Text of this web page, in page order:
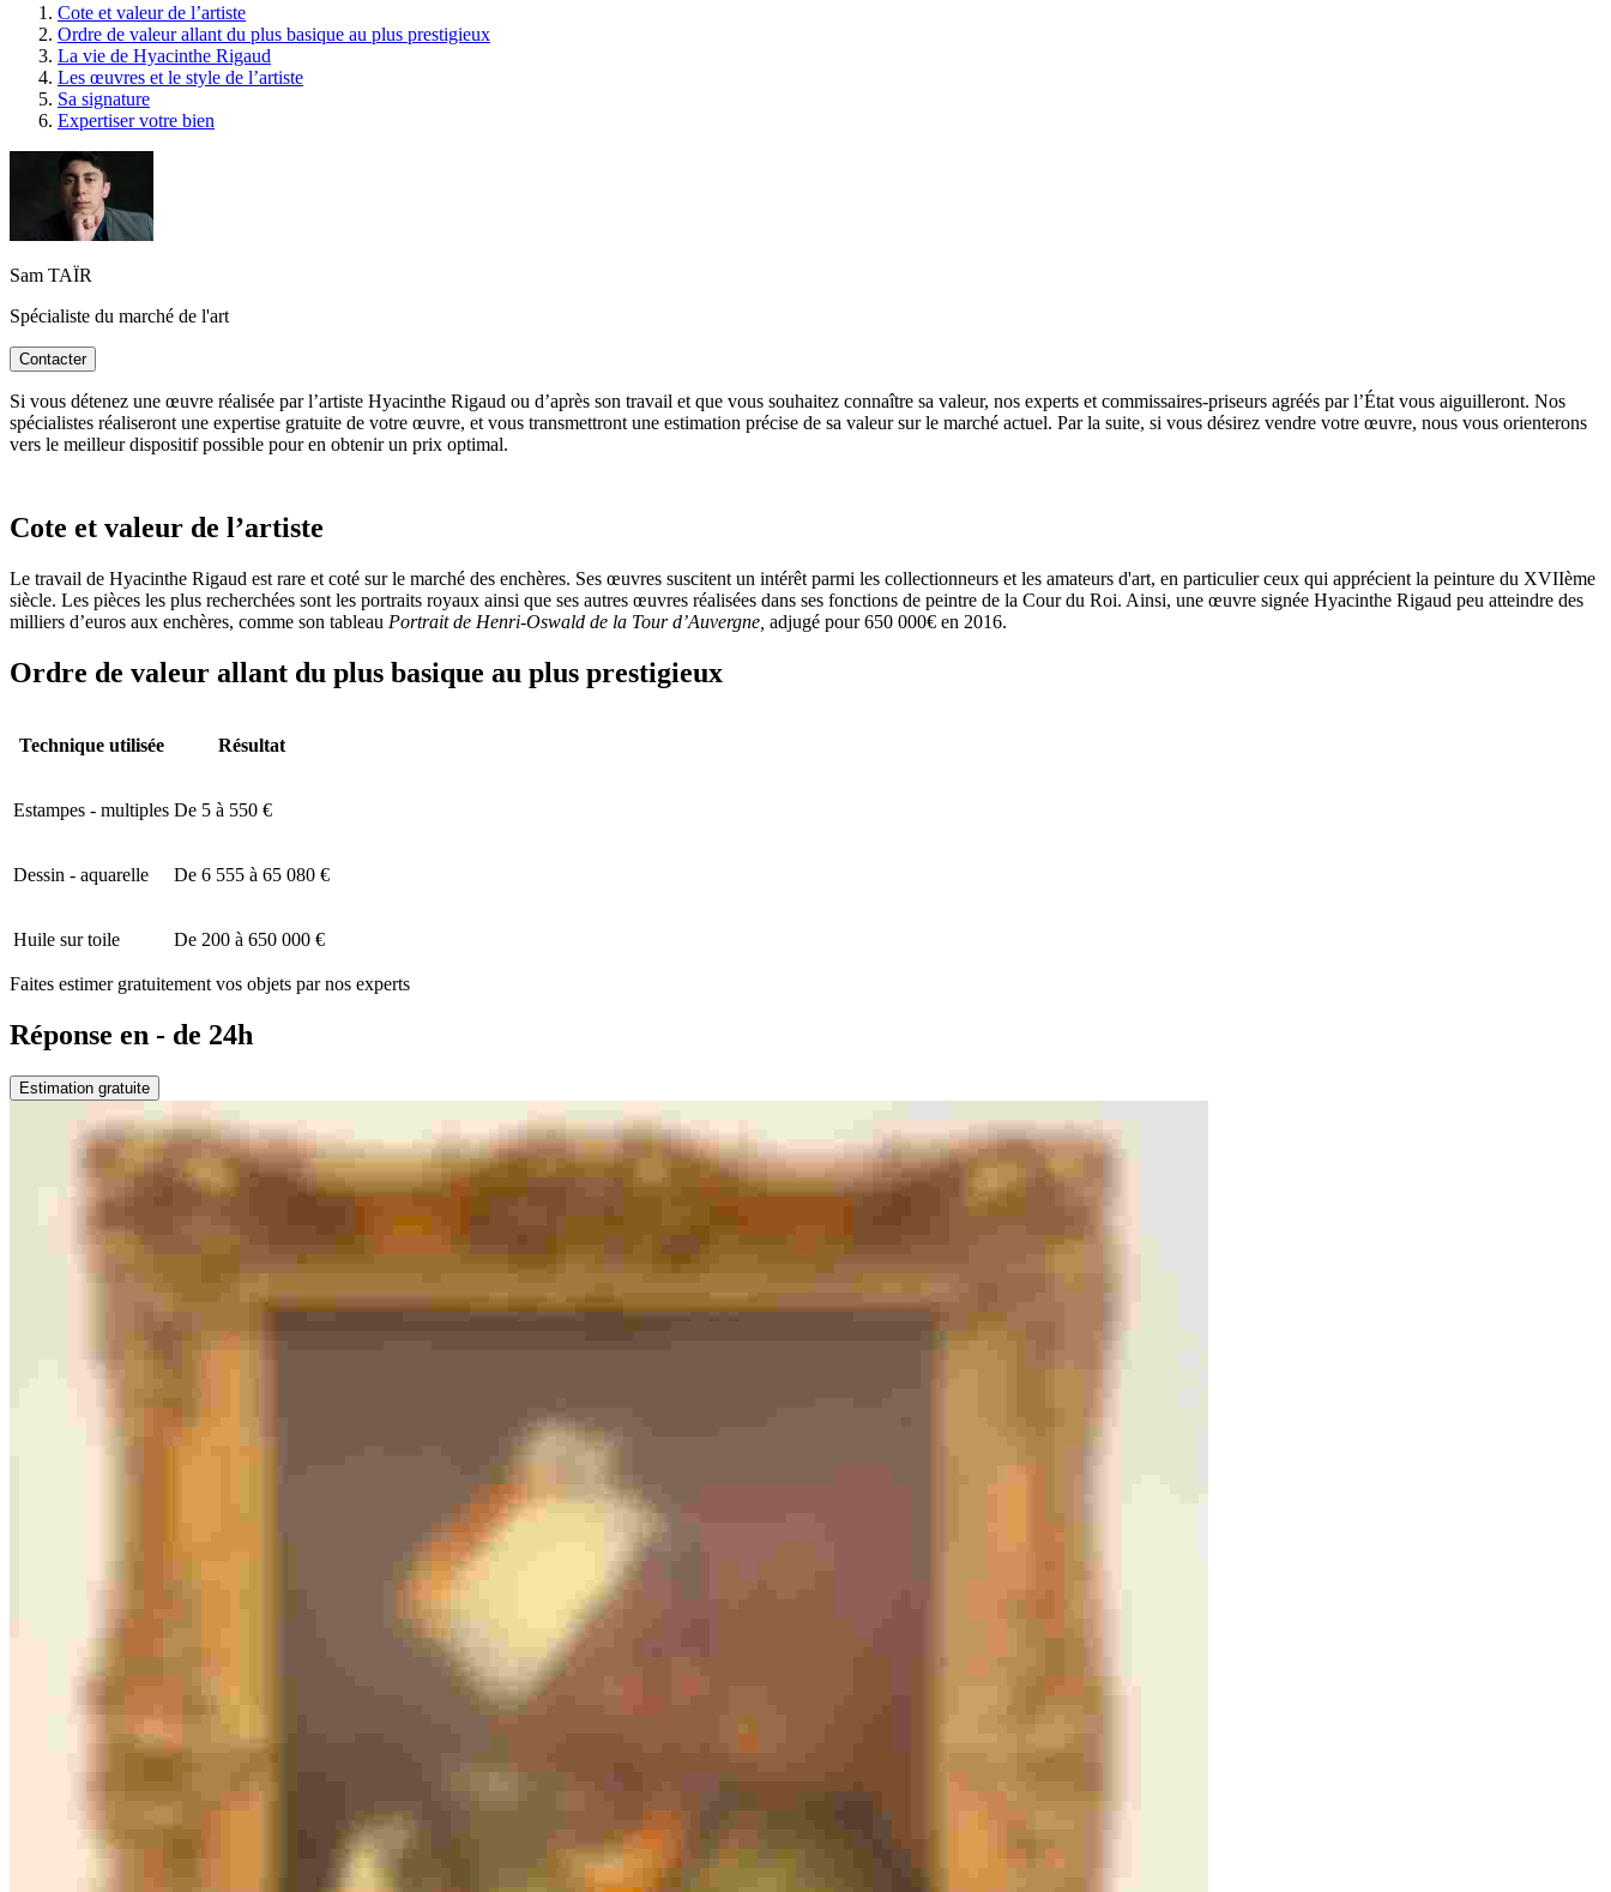
Cote et valeur de l’artiste
Ordre de valeur allant du plus basique au plus prestigieux
La vie de Hyacinthe Rigaud
Les œuvres et le style de l’artiste
Sa signature
Expertiser votre bien
Sam TAÏR
Spécialiste du marché de l'art
Contacter
Si vous détenez une œuvre réalisée par l’artiste Hyacinthe Rigaud ou d’après son travail et que vous souhaitez connaître sa valeur, nos experts et commissaires-priseurs agréés par l’État vous aiguilleront. Nos
spécialistes réaliseront une expertise gratuite de votre œuvre, et vous transmettront une estimation précise de sa valeur sur le marché actuel. Par la suite, si vous désirez vendre votre œuvre, nous vous orienterons
vers le meilleur dispositif possible pour en obtenir un prix optimal.
Cote et valeur de l’artiste
Le travail de Hyacinthe Rigaud est rare et coté sur le marché des enchères. Ses œuvres suscitent un intérêt parmi les collectionneurs et les amateurs d'art, en particulier ceux qui apprécient la peinture du XVIIème
siècle. Les pièces les plus recherchées sont les portraits royaux ainsi que ses autres œuvres réalisées dans ses fonctions de peintre de la Cour du Roi. Ainsi, une œuvre signée Hyacinthe Rigaud peu atteindre des
milliers d’euros aux enchères, comme son tableau Portrait de Henri-Oswald de la Tour d’Auvergne, adjugé pour 650 000€ en 2016.
Ordre de valeur allant du plus basique au plus prestigieux
Technique utilisée Résultat
Estampes - multiples De 5 à 550 €
Dessin - aquarelle De 6 555 à 65 080 €
Huile sur toile De 200 à 650 000 €
Faites estimer gratuitement vos objets par nos experts
Réponse en - de 24h
Estimation gratuite